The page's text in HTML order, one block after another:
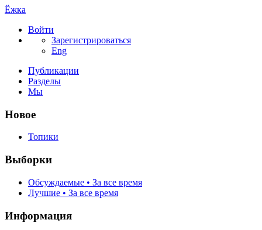
Ёжка
Войти
Зарегистрироваться
Eng
Публикации
Разделы
Мы
Новое
Топики
Выборки
Обсуждаемые • За все время
Лучшие • За все время
Информация